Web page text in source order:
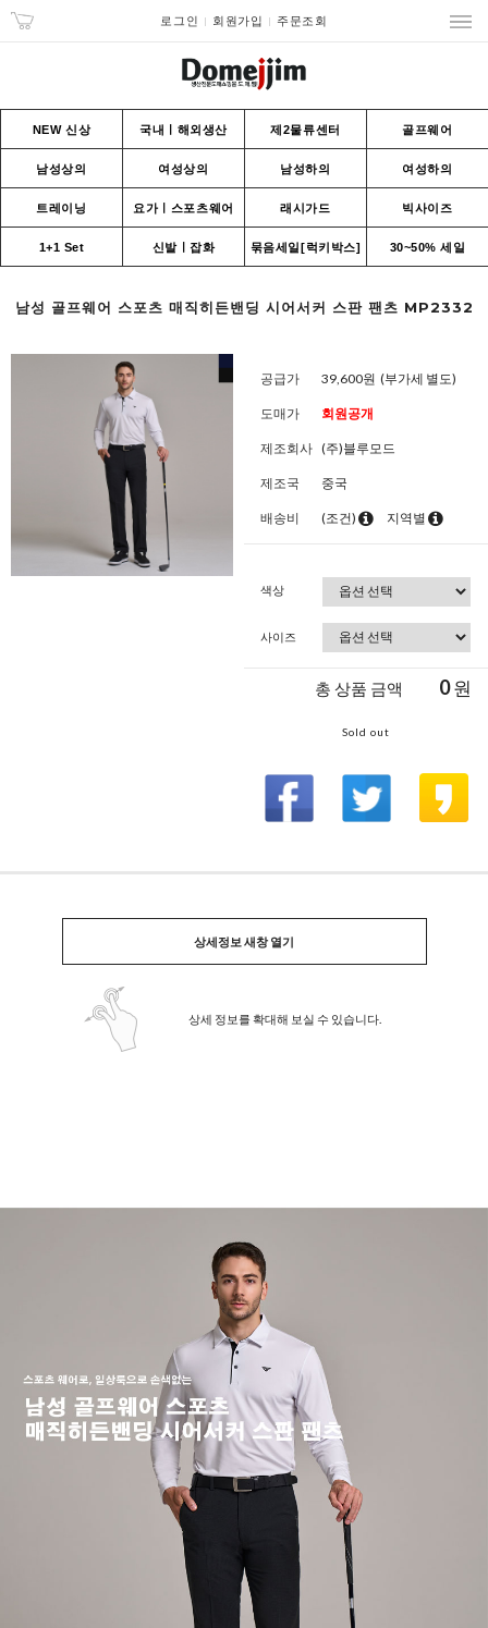
로그인 회원가입 주문조회
NEW 신상 국내ㅣ해외생산 제2물류센터 골프웨어
남성상의 여성상의 남성하의 여성하의
트레이닝 요가ㅣ스포츠웨어 래시가드 빅사이즈
1+1 Set 신발ㅣ잡화 묶음세일[럭키박스] 30~50% 세일
남성 골프웨어 스포츠 매직히든밴딩 시어서커 스판 팬츠 MP2332
공급가 39,600원 (부가세 별도)
도매가 회원공개
제조회사 (주)블루모드
제조국 중국
배송비 (조건) 지역별
색상
사이즈
총 상품 금액 0원
Sold out
상세정보 새창 열기
상세 정보를 확대해 보실 수 있습니다.